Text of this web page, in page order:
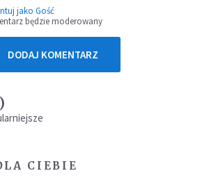
jako Gość
będzie moderowany
DODAJ KOMENTARZ
)
CIEBIE